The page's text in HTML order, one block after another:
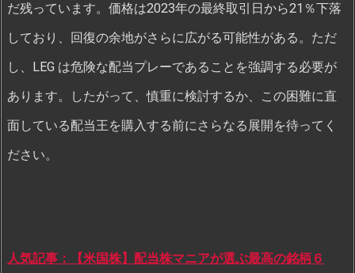
だ残っています。価格は2023年の最終取引日から21％下落
しており、回復の余地がさらに広がる可能性がある。ただ
し、LEG は危険な配当プレーであることを強調する必要が
あります。したがって、慎重に検討するか、この困難に直
面している配当王を購入する前にさらなる展開を待ってく
ださい。
人気記事：【米国株】配当株マニアが選ぶ最高の銘柄６